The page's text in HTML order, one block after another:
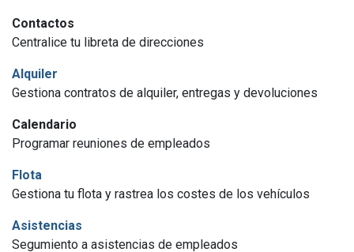
Contactos
Centralice tu libreta de direcciones
Alquiler
Gestiona contratos de alquiler, entregas y devoluciones
Calendario
Programar reuniones de empleados
Flota
Gestiona tu flota y rastrea los costes de los vehículos
Asistencias
Segumiento a asistencias de empleados